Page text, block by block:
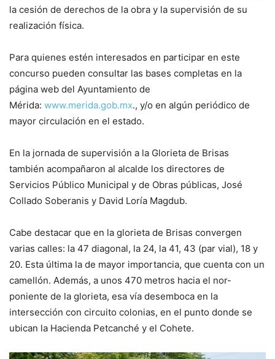
la cesión de derechos de la obra y la supervisión de su
realización física.
Para quienes estén interesados en participar en este
concurso pueden consultar las bases completas en la
página web del Ayuntamiento de
Mérida: www.merida.gob.mx., y/o en algún periódico de
mayor circulación en el estado.
En la jornada de supervisión a la Glorieta de Brisas
también acompañaron al alcalde los directores de
Servicios Público Municipal y de Obras públicas, José
Collado Soberanis y David Loría Magdub.
Cabe destacar que en la glorieta de Brisas convergen
varias calles: la 47 diagonal, la 24, la 41, 43 (par vial), 18 y
20. Esta última la de mayor importancia, que cuenta con un
camellón. Además, a unos 470 metros hacia el nor-
poniente de la glorieta, esa vía desemboca en la
intersección con circuito colonias, en el punto donde se
ubican la Hacienda Petcanché y el Cohete.